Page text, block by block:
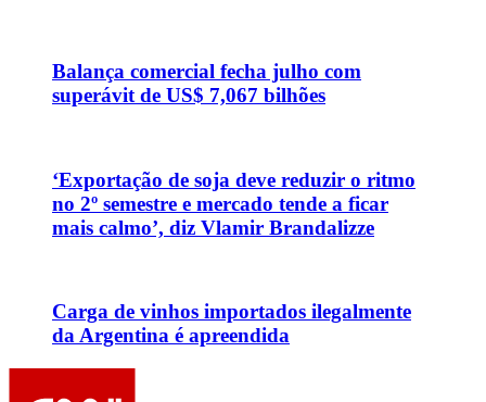
Balança comercial fecha julho com
superávit de US$ 7,067 bilhões
‘Exportação de soja deve reduzir o ritmo
no 2º semestre e mercado tende a ficar
mais calmo’, diz Vlamir Brandalizze
Carga de vinhos importados ilegalmente
da Argentina é apreendida